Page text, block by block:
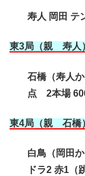
寿人 岡田
東3局（親 寿人
石橋（寿人
点 2本場
東4局（親 石橋
白鳥（岡田
ドラ2 赤1（